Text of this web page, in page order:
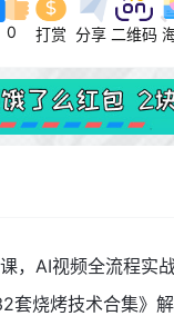
0 打赏 分享 二维码
，AI视频全流程实
套烧烤技术合集》解